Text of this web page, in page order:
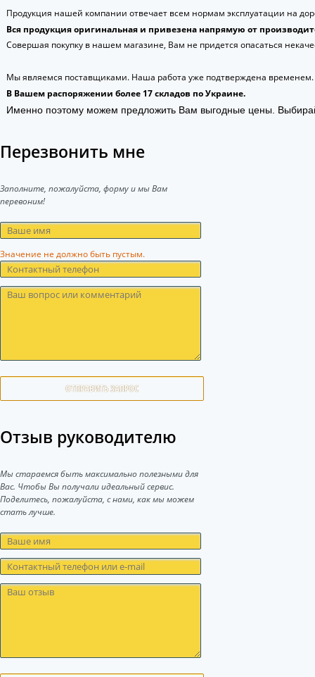
Продукция нашей компании отвечает всем нормам эксплуатации на
Вся продукция оригинальная и привезена напрямую от
Совершая покупку в нашем магазине, Вам не придется опасаться
Мы являемся поставщиками. Наша работа уже подтверждена временем.
В Вашем распоряжении более 17 складов по Украине.
Именно поэтому можем предложить Вам выгодные цены.
Перезвонить мне
Заполните, пожалуйста, форму и мы Вам
перевоним!
Значение не должно быть пустым.
ОТПРАВИТЬ ЗАПРОС
Отзыв руководителю
Мы стараемся быть максимально полезными для
Вас. Чтобы Вы получали идеальный сервис.
Поделитесь, пожалуйста, с нами, как мы можем
стать лучше.